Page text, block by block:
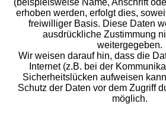
(beispielsweise Name, Anschrift
erhoben werden, erfolgt dies,
freiwilliger Basis. Diese Daten
ausdrückliche Zustimmung
weitergegeben.
Wir weisen darauf hin, dass die
Internet (z.B. bei der
Sicherheitslücken aufweisen
Schutz der Daten vor dem Zugriff
möglich.